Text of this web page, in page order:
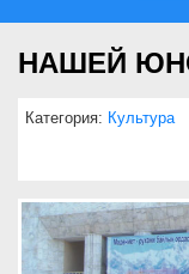
НАШЕЙ
Категория: Культура